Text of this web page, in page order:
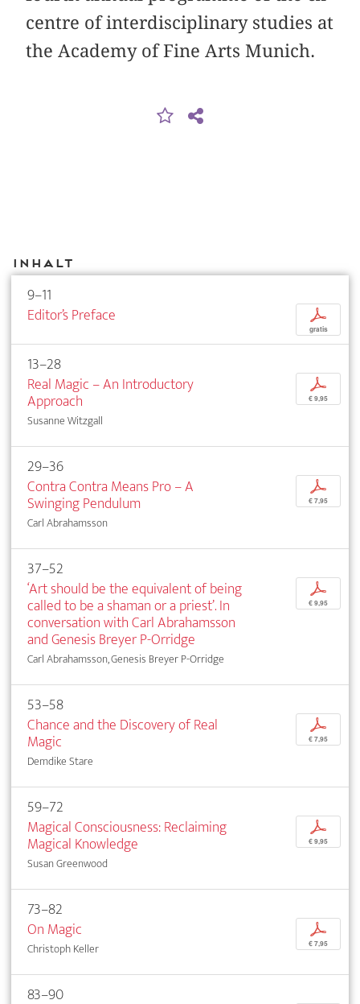
centre of interdisciplinary studies at
the Academy of Fine Arts Munich.
Inhalt
9–11
Editor’s Preface
p
gratis
13–28
Real Magic – An Introductory
Approach
Susanne Witzgall
p
€ 9,95
29–36
Contra Contra Means Pro – A
Swinging Pendulum
Carl Abrahamsson
p
€ 7,95
37–52
‘Art should be the equivalent of being
called to be a shaman or a priest’. In
conversation with Carl Abrahamsson
and Genesis Breyer P-Orridge
Carl Abrahamsson, Genesis Breyer P-Orridge
p
€ 9,95
53–58
Chance and the Discovery of Real
Magic
Demdike Stare
p
€ 7,95
59–72
Magical Consciousness: Reclaiming
Magical Knowledge
Susan Greenwood
p
€ 9,95
73–82
On Magic
Christoph Keller
p
€ 7,95
83–90